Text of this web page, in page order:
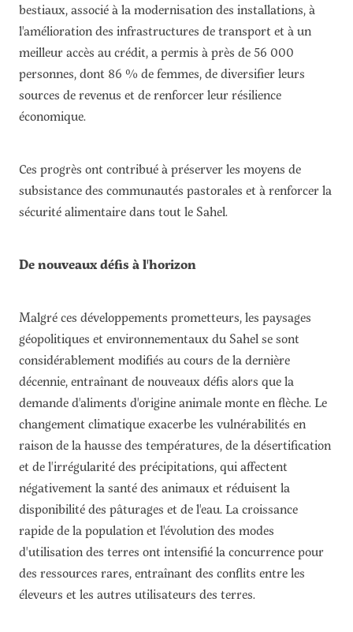
bestiaux, associé à la modernisation des installations, à
l'amélioration des infrastructures de transport et à un
meilleur accès au crédit, a permis à près de 56 000
personnes, dont 86 % de femmes, de diversifier leurs
sources de revenus et de renforcer leur résilience
économique.
Ces progrès ont contribué à préserver les moyens de
subsistance des communautés pastorales et à renforcer la
sécurité alimentaire dans tout le Sahel.
De nouveaux défis à l'horizon
Malgré ces développements prometteurs, les paysages
géopolitiques et environnementaux du Sahel se sont
considérablement modifiés au cours de la dernière
décennie, entraînant de nouveaux défis alors que la
demande d'aliments d'origine animale monte en flèche. Le
changement climatique exacerbe les vulnérabilités en
raison de la hausse des températures, de la désertification
et de l'irrégularité des précipitations, qui affectent
négativement la santé des animaux et réduisent la
disponibilité des pâturages et de l'eau. La croissance
rapide de la population et l'évolution des modes
d'utilisation des terres ont intensifié la concurrence pour
des ressources rares, entraînant des conflits entre les
éleveurs et les autres utilisateurs des terres.